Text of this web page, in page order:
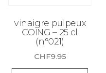
vinaigre pulpeux
COING – 25 cl
(n°021)
CHF9.95